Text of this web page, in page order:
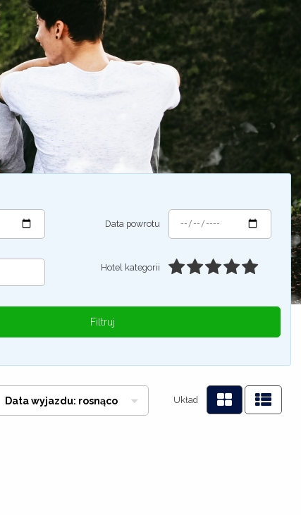
Data powrotu
Hotel kategorii
Filtruj
Układ
Data wyjazdu: rosnąco